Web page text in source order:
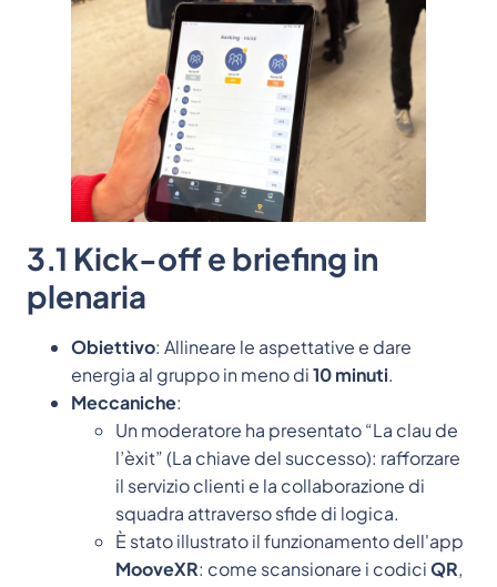
3.1 Kick-off e briefing in
plenaria
Obiettivo: Allineare le aspettative e dare
energia al gruppo in meno di10 minuti.
Meccaniche:
Un moderatore ha presentato “La clau de
l’èxit” (La chiave del successo): rafforzare
il servizio clienti e la collaborazione di
squadra attraverso sfide di logica.
È stato illustrato il funzionamento dell'app
MooveXR: come scansionare i codiciQR,